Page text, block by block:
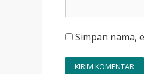
Simpan nama,